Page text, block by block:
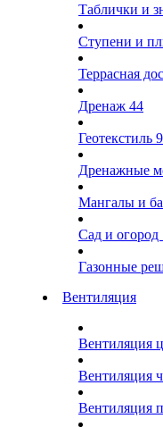
Таблички и
Ступени и
Террасная
Дренаж 44
Геотекстиль 9
Дренажные
Мангалы и
Сад и огород
Газонные
Вентиляция
Вентиляция
Вентиляция
Вентиляция